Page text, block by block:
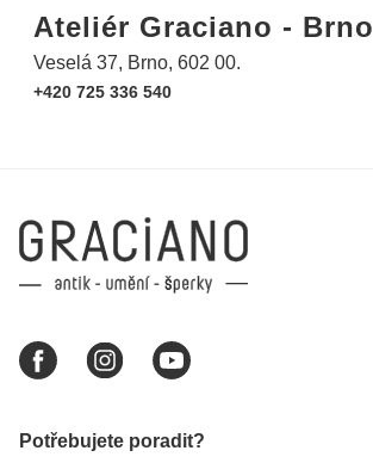
Ateliér Graciano - Brno
Veselá 37, Brno, 602 00.
+420 725 336 540
Potřebujete poradit?